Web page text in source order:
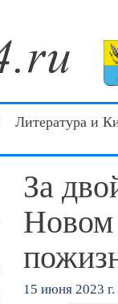
Литература и
За
Новом
15 июня 2023 г.